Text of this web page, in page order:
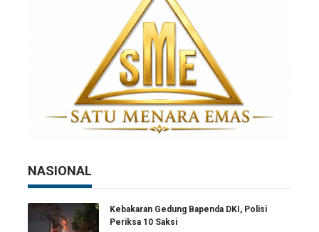
NASIONAL
Kebakaran Gedung Bapenda DKI, Polisi
Periksa 10 Saksi